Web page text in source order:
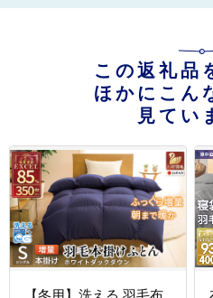
この返礼品
ほかにこん
見てい
【冬用】洗える 羽毛布